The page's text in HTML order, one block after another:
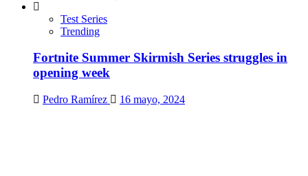
Test Series
Trending
Fortnite Summer Skirmish Series struggles in
opening week
Pedro Ramírez 16 mayo, 2024